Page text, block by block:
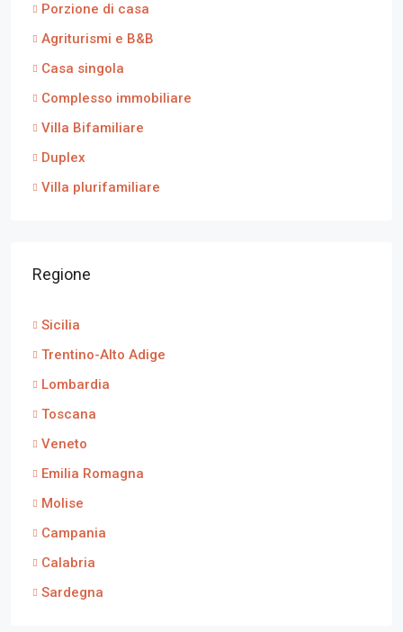
Porzione di casa
Agriturismi e B&B
Casa singola
Complesso immobiliare
Villa Bifamiliare
Duplex
Villa plurifamiliare
Regione
Sicilia
Trentino-Alto Adige
Lombardia
Toscana
Veneto
Emilia Romagna
Molise
Campania
Calabria
Sardegna